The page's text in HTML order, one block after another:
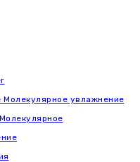
Молекулярное увлажнение
Молекулярное